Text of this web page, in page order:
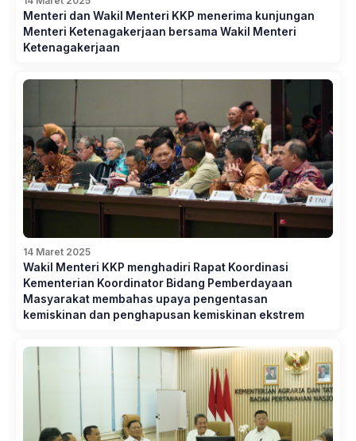
Menteri dan Wakil Menteri KKP menerima kunjungan
Menteri Ketenagakerjaan bersama Wakil Menteri
Ketenagakerjaan
14 Maret 2025
Wakil Menteri KKP menghadiri Rapat Koordinasi
Kementerian Koordinator Bidang Pemberdayaan
Masyarakat membahas upaya pengentasan
kemiskinan dan penghapusan kemiskinan ekstrem